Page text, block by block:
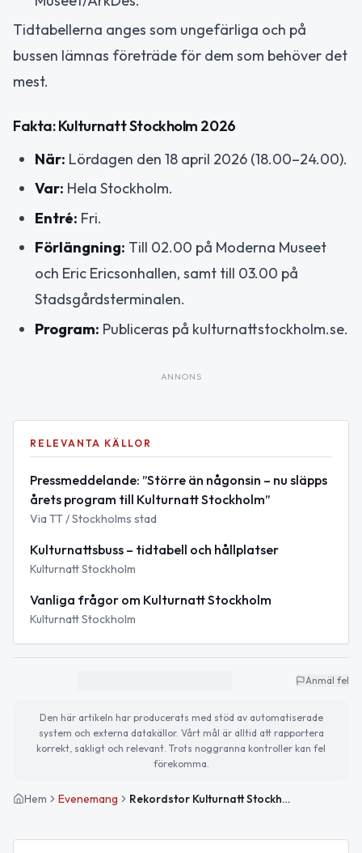
Tidtabellerna anges som ungefärliga och på
bussen lämnas företräde för dem som behöver det
mest.
Fakta: Kulturnatt Stockholm 2026
När: Lördagen den 18 april 2026 (18.00–24.00).
Var: Hela Stockholm.
Entré: Fri.
Förlängning: Till 02.00 på Moderna Museet
och Eric Ericsonhallen, samt till 03.00 på
Stadsgårdsterminalen.
Program: Publiceras på kulturnattstockholm.se.
ANNONS
RELEVANTA KÄLLOR
Pressmeddelande: ”Större än någonsin – nu släpps
årets program till Kulturnatt Stockholm”
Via TT / Stockholms stad
Kulturnattsbuss – tidtabell och hållplatser
Kulturnatt Stockholm
Vanliga frågor om Kulturnatt Stockholm
Kulturnatt Stockholm
Anmäl fel
Den här artikeln har producerats med stöd av automatiserade
system och externa datakällor. Vårt mål är alltid att rapportera
korrekt, sakligt och relevant. Trots noggranna kontroller kan fel
förekomma.
Hem Evenemang Rekordstor Kulturnatt Stockholm 2026 – 236 platser och fri entré